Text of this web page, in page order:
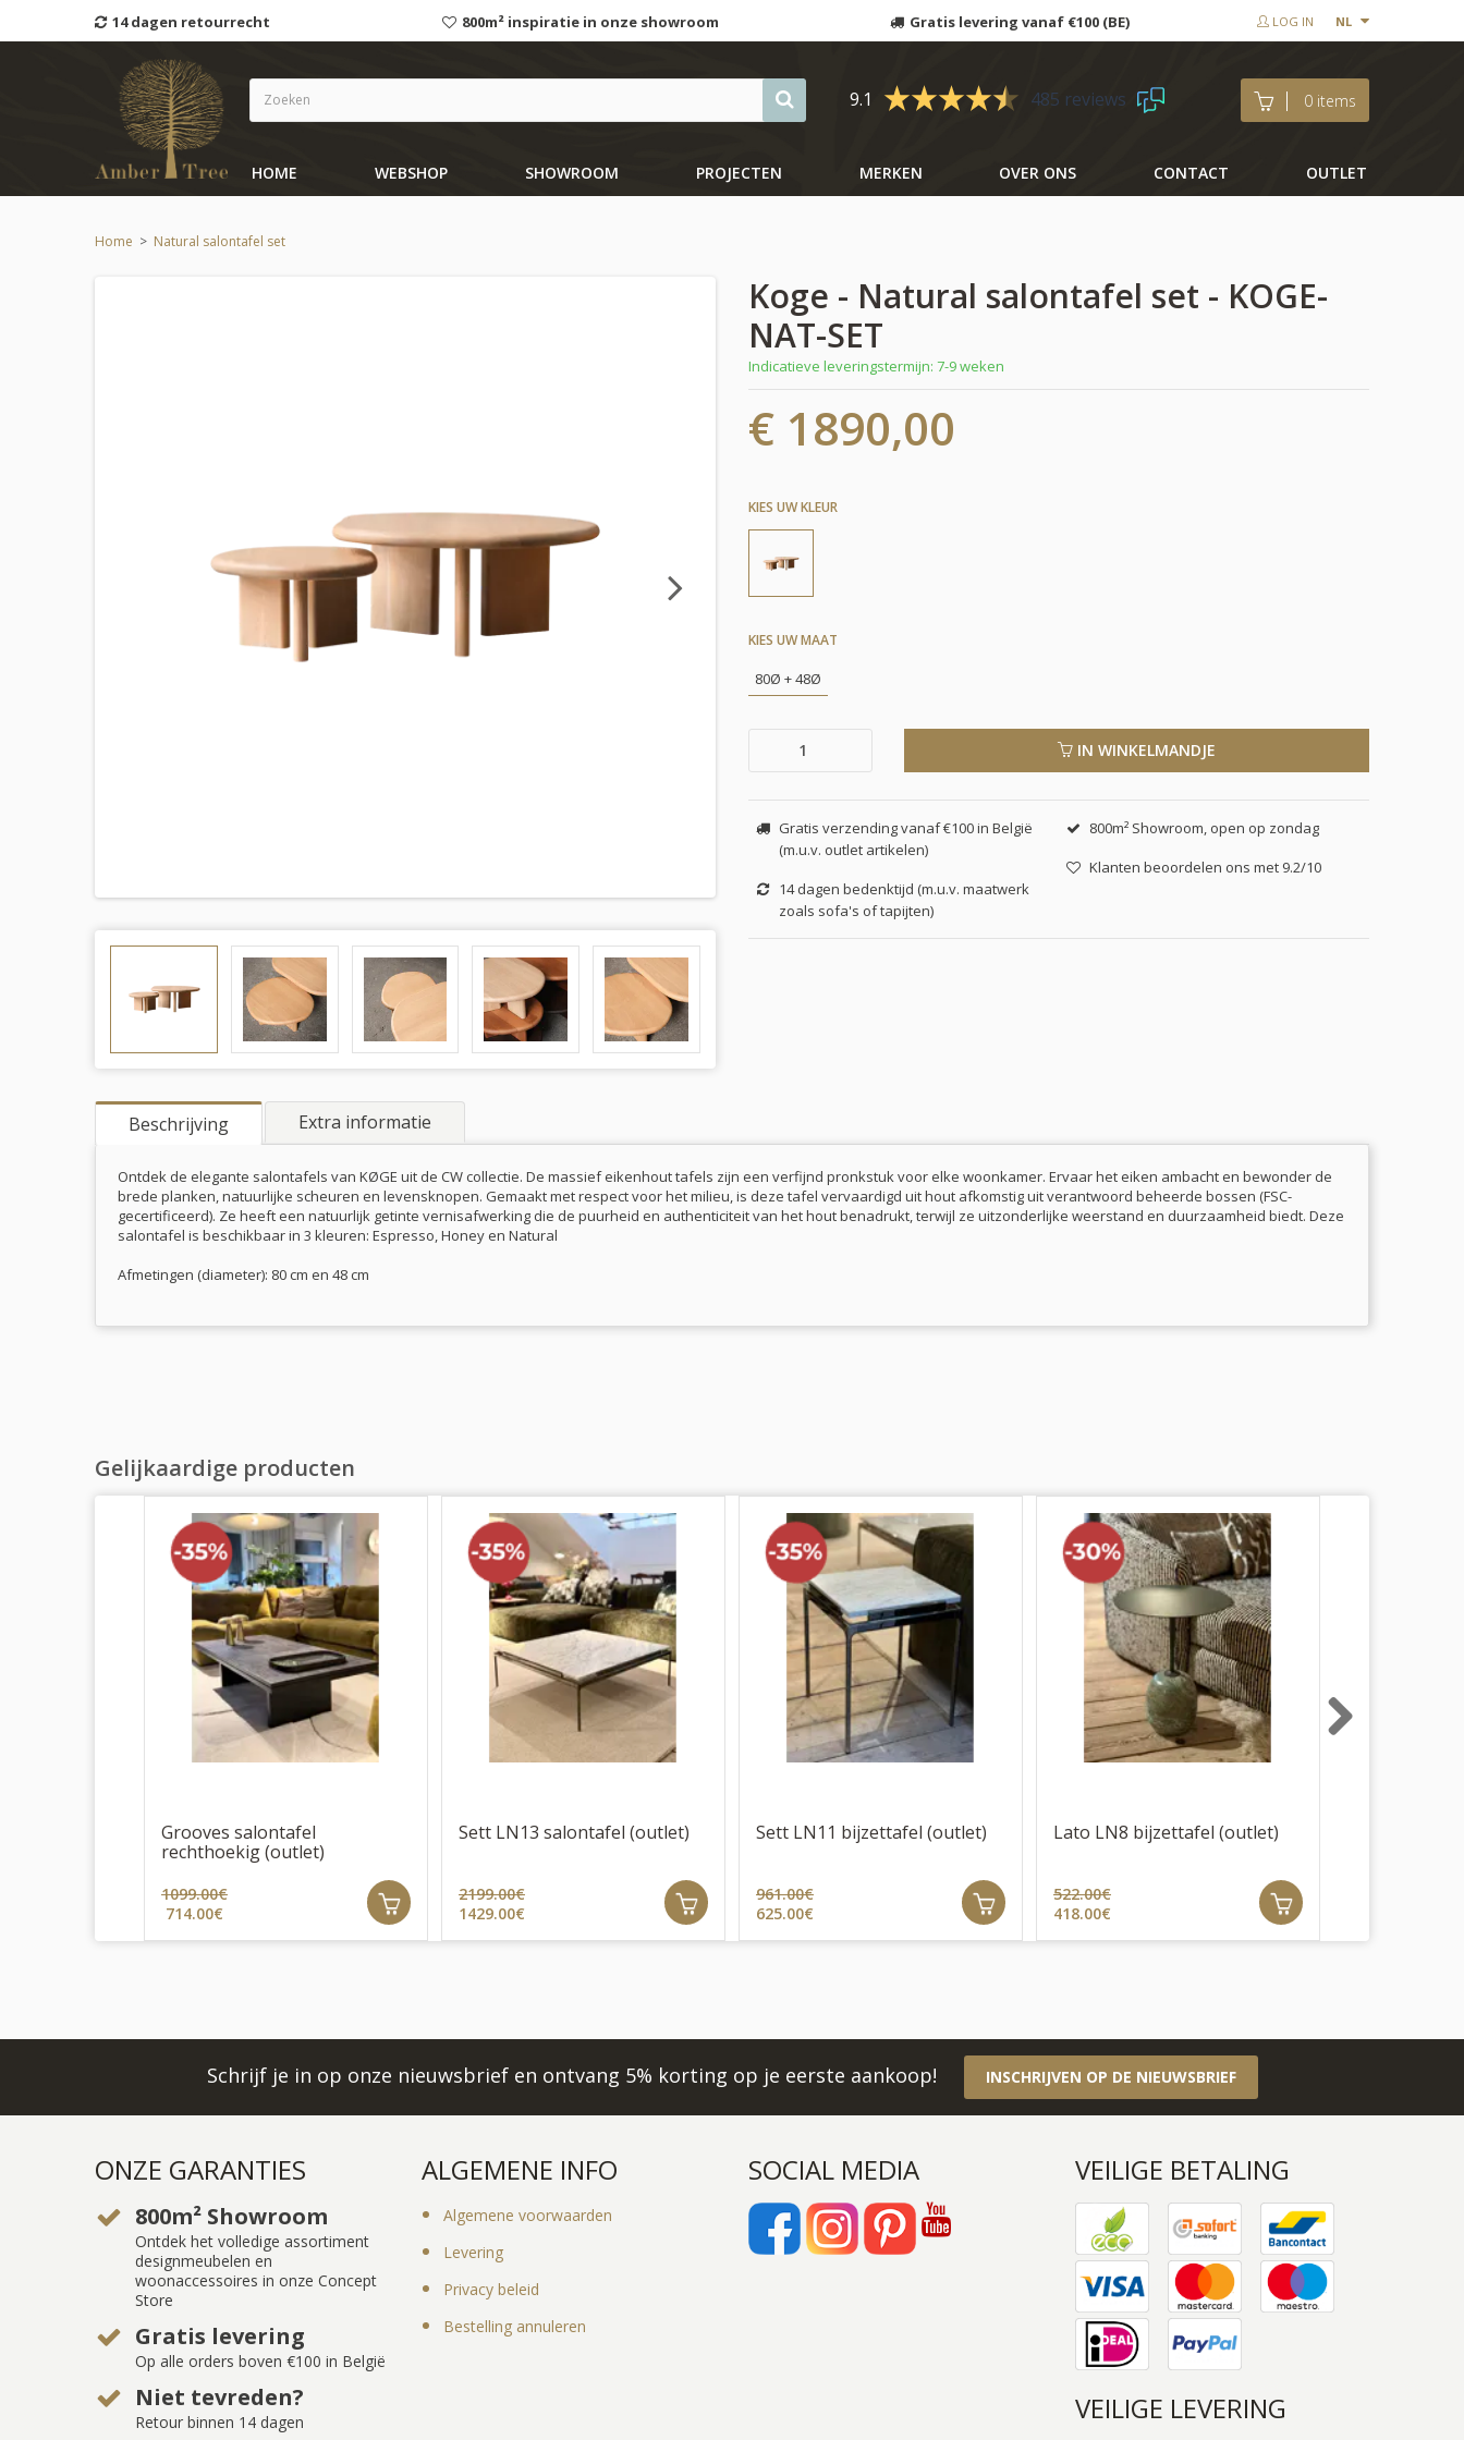
14 dagen retourrecht 800m² inspiratie in onze showroom Gratis levering vanaf €100 (BE) LOG IN NL
9.1 485 reviews 0 items
HOME WEBSHOP SHOWROOM PROJECTEN MERKEN OVER ONS CONTACT OUTLET
Home > Natural salontafel set
Koge - Natural salontafel set - KOGE-
NAT-SET
Indicatieve leveringstermijn: 7-9 weken
€ 1890,00
KIES UW KLEUR
KIES UW MAAT
80Ø + 48Ø
IN WINKELMANDJE
Gratis verzending vanaf €100 in België
(m.u.v. outlet artikelen)
14 dagen bedenktijd (m.u.v. maatwerk
zoals sofa's of tapijten)
800m² Showroom, open op zondag
Klanten beoordelen ons met 9.2/10
Beschrijving Extra informatie
Ontdek de elegante salontafels van KØGE uit de CW collectie. De massief eikenhout tafels zijn een verfijnd pronkstuk voor elke woonkamer. Ervaar het eiken ambacht en bewonder de
brede planken, natuurlijke scheuren en levensknopen. Gemaakt met respect voor het milieu, is deze tafel vervaardigd uit hout afkomstig uit verantwoord beheerde bossen (FSC-
gecertificeerd). Ze heeft een natuurlijk getinte vernisafwerking die de puurheid en authenticiteit van het hout benadrukt, terwijl ze uitzonderlijke weerstand en duurzaamheid biedt. Deze
salontafel is beschikbaar in 3 kleuren: Espresso, Honey en Natural
Afmetingen (diameter): 80 cm en 48 cm
Gelijkaardige producten
Grooves salontafel
rechthoekig (outlet)
1099.00€
714.00€
Sett LN13 salontafel (outlet)
2199.00€
1429.00€
Sett LN11 bijzettafel (outlet)
961.00€
625.00€
Lato LN8 bijzettafel (outlet)
522.00€
418.00€
Schrijf je in op onze nieuwsbrief en ontvang 5% korting op je eerste aankoop! INSCHRIJVEN OP DE NIEUWSBRIEF
ONZE GARANTIES
800m² Showroom
Ontdek het volledige assortiment
designmeubelen en
woonaccessoires in onze Concept
Store
Gratis levering
Op alle orders boven €100 in België
Niet tevreden?
Retour binnen 14 dagen
ALGEMENE INFO
Algemene voorwaarden
Levering
Privacy beleid
Bestelling annuleren
SOCIAL MEDIA VEILIGE BETALING
VEILIGE LEVERING